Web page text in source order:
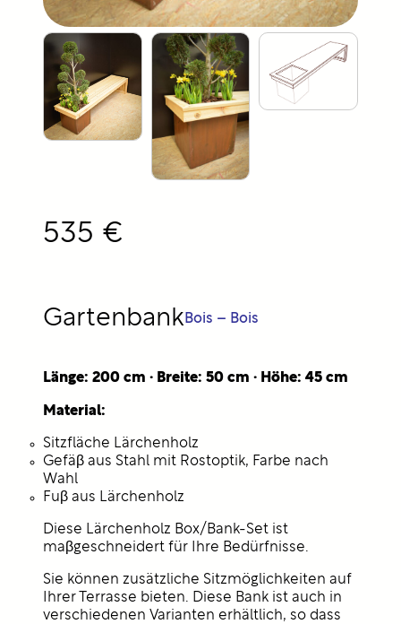
Gartenbank Bois – Bois
Länge: 200 cm · Breite: 50 cm · Höhe: 45 cm
Material:
Sitzfläche Lärchenholz
Gefäβ aus Stahl mit Rostoptik, Farbe nach
Wahl
Fuβ aus Lärchenholz
Diese Lärchenholz Box/Bank-Set ist
maβgeschneidert für Ihre Bedürfnisse.
Sie können zusätzliche Sitzmöglichkeiten auf
Ihrer Terrasse bieten. Diese Bank ist auch in
verschiedenen Varianten erhältlich, so dass
535 €